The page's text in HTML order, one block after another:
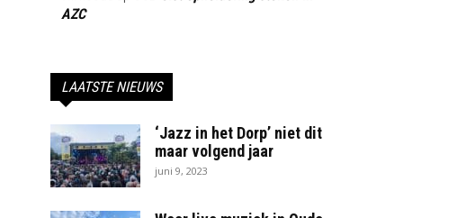
AZC
LAATSTE NIEUWS
‘Jazz in het Dorp’ niet dit
maar volgend jaar
juni 9, 2023